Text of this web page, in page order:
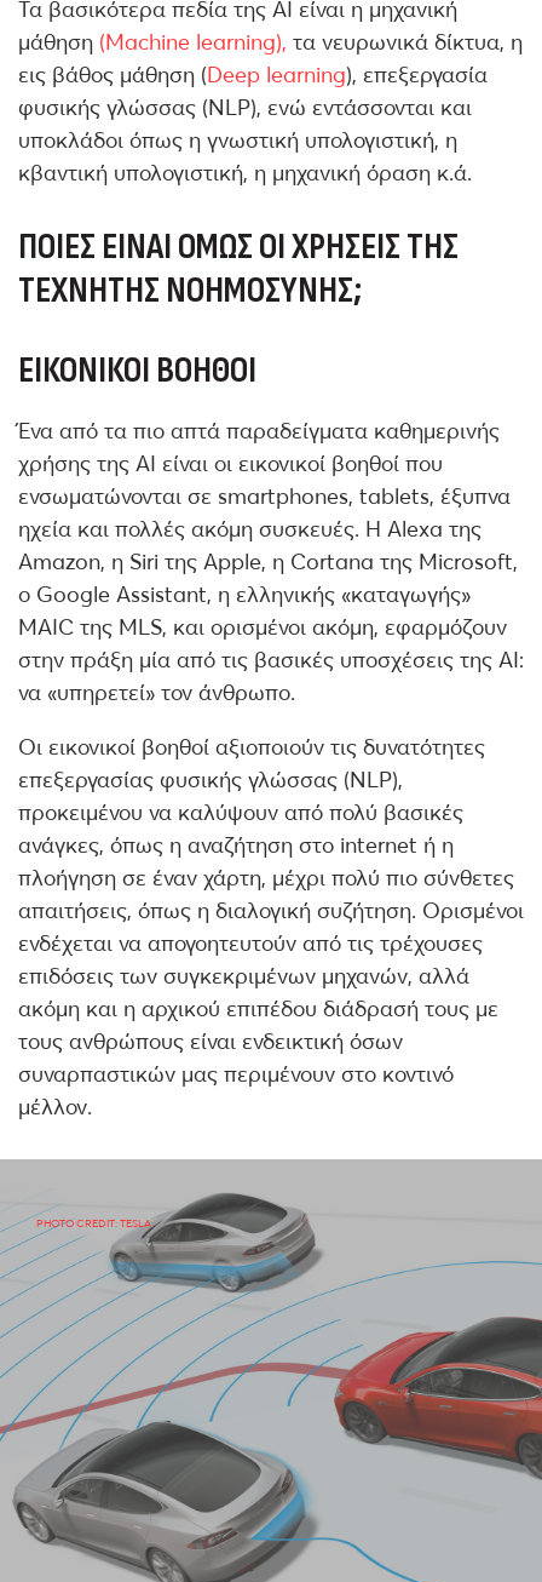
Τα βασικότερα πεδία της ΑΙ είναι η μηχανική
μάθηση (Machine learning), τα νευρωνικά δίκτυα, η
εις βάθος μάθηση (Deep learning), επεξεργασία
φυσικής γλώσσας (NLP), ενώ εντάσσονται και
υποκλάδοι όπως η γνωστική υπολογιστική, η
κβαντική υπολογιστική, η μηχανική όραση κ.ά.
ΠΟΙΕΣ ΕΊΝΑΙ ΌΜΩΣ ΟΙ ΧΡΉΣΕΙΣ ΤΗΣ
ΤΕΧΝΗΤΉΣ ΝΟΗΜΟΣΎΝΗΣ;
ΕΙΚΟΝΙΚΟΊ ΒΟΗΘΟΊ
Ένα από τα πιο απτά παραδείγματα καθημερινής
χρήσης της ΑΙ είναι οι εικονικοί βοηθοί που
ενσωματώνονται σε smartphones, tablets, έξυπνα
ηχεία και πολλές ακόμη συσκευές. Η Alexa της
Amazon, η Siri της Apple, η Cortana της Microsoft,
ο Google Assistant, η ελληνικής «καταγωγής»
MAIC της MLS, και ορισμένοι ακόμη, εφαρμόζουν
στην πράξη μία από τις βασικές υποσχέσεις της ΑΙ:
να «υπηρετεί» τον άνθρωπο.
Οι εικονικοί βοηθοί αξιοποιούν τις δυνατότητες
επεξεργασίας φυσικής γλώσσας (NLP),
προκειμένου να καλύψουν από πολύ βασικές
ανάγκες, όπως η αναζήτηση στο internet ή η
πλοήγηση σε έναν χάρτη, μέχρι πολύ πιο σύνθετες
απαιτήσεις, όπως η διαλογική συζήτηση. Ορισμένοι
ενδέχεται να απογοητευτούν από τις τρέχουσες
επιδόσεις των συγκεκριμένων μηχανών, αλλά
ακόμη και η αρχικού επιπέδου διάδρασή τους με
τους ανθρώπους είναι ενδεικτική όσων
συναρπαστικών μας περιμένουν στο κοντινό
μέλλον.
PHOTO CREDIT: TESLA